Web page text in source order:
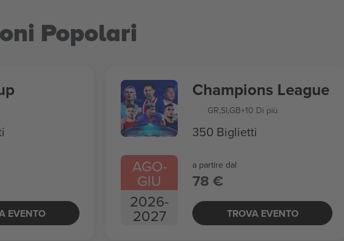
Popolari
EVENTO
AGO-
GIU
2026-
2027
Champions League
GR,SI,GB+10 Di più
350 Biglietti
a partire dal
78 €
TROVA EVENTO